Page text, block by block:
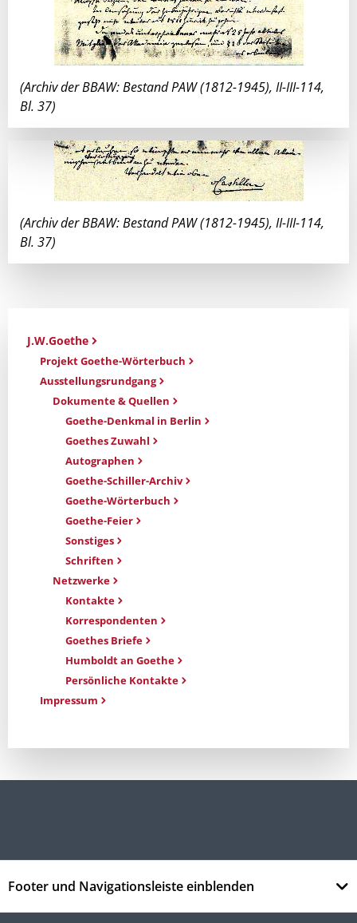
(Archiv der BBAW: Bestand PAW (1812-1945), II-III-114,
Bl. 37)
(Archiv der BBAW: Bestand PAW (1812-1945), II-III-114,
Bl. 37)
J.W.Goethe
Projekt Goethe-Wörterbuch
Ausstellungsrundgang
Dokumente & Quellen
Goethe-Denkmal in Berlin
Goethes Zuwahl
Autographen
Goethe-Schiller-Archiv
Goethe-Wörterbuch
Goethe-Feier
Sonstiges
Schriften
Netzwerke
Kontakte
Korrespondenten
Goethes Briefe
Humboldt an Goethe
Persönliche Kontakte
Impressum
Footer und Navigationsleiste einblenden